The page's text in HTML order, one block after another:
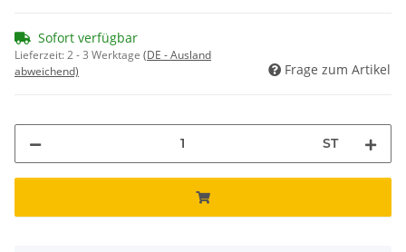
Sofort verfügbar
Lieferzeit:2 - 3 Werktage (DE - Ausland
abweichend)
Frage zum Artikel
ST